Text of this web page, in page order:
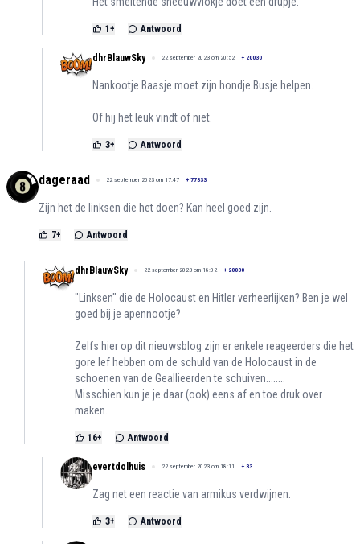
1 + Antwoord
dhrBlauwSky 22 september 2023 om 20:52 + 20030
Nankootje Baasje moet zijn hondje Busje helpen.
Of hij het leuk vindt of niet.
3+ Antwoord
dageraad 22 september 2023 om 17:47 + 77333
Zijn het de linksen die het doen? Kan heel goed zijn.
7+ Antwoord
dhrBlauwSky 22 september 2023 om 18:02 + 20030
"Linksen" die de Holocaust en Hitler verheerlijken? Ben je wel
goed bij je apennootje?
Zelfs hier op dit nieuwsblog zijn er enkele reageerders die het
gore lef hebben om de schuld van de Holocaust in de
schoenen van de Geallieerden te schuiven........
Misschien kun je je daar (ook) eens af en toe druk over
maken.
16+ Antwoord
evertdolhuis 22 september 2023 om 18:11 + 33
Zag net een reactie van armikus verdwijnen.
3+ Antwoord